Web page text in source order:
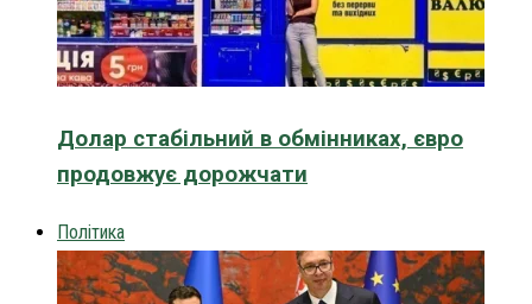
Долар стабільний в обмінниках, євро
продовжує дорожчати
Політика